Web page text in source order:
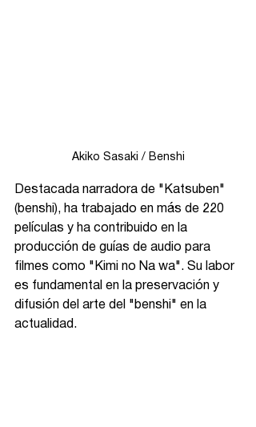
Akiko Sasaki / Benshi
Destacada narradora de "Katsuben"
(benshi), ha trabajado en más de 220
películas y ha contribuido en la
producción de guías de audio para
filmes como "Kimi no Na wa". Su labor
es fundamental en la preservación y
difusión del arte del "benshi" en la
actualidad. ​